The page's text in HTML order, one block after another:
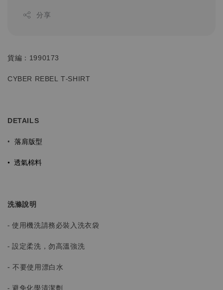
分享
貨編：1990173
CYBER REBEL T-SHIRT
DETAILS
• 落肩版型
• 透氣棉料
洗滌說明
- 使用機洗請務必裝入洗衣袋
- 設定柔洗，勿高溫強洗
-不要使用漂白水
- 避免化學清潔劑